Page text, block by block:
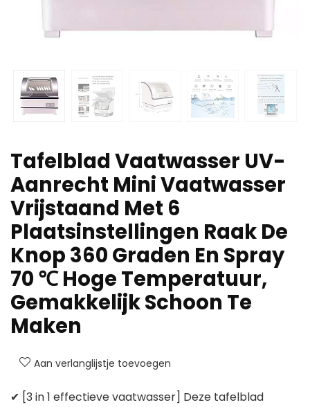
Tafelblad Vaatwasser UV-
Aanrecht Mini Vaatwasser
Vrijstaand Met 6
Plaatsinstellingen Raak De
Knop 360 Graden En Spray
70 ℃ Hoge Temperatuur,
Gemakkelijk Schoon Te
Maken
Aan verlanglijstje toevoegen
✔ [3 in 1 effectieve vaatwasser] Deze tafelblad